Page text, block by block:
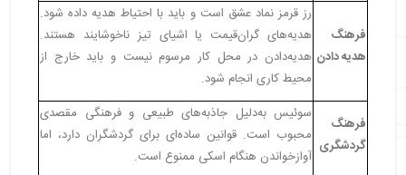
فرهنگ
هدیه دادن
رز قرمز نماد عشق است و باید با احتیاط هدیه داده شود.
هدیه‌های گران‌قیمت یا اشیای تیز ناخوشایند هستند.
هدیه‌دادن در محل کار مرسوم نیست و باید خارج از
محیط کاری انجام شود.
فرهنگ
گردشگری
سوئیس به‌دلیل جاذبه‌های طبیعی و فرهنگی مقصدی
محبوب است. قوانین ساده‌ای برای گردشگران دارد، اما
آوازخواندن هنگام اسکی ممنوع است.